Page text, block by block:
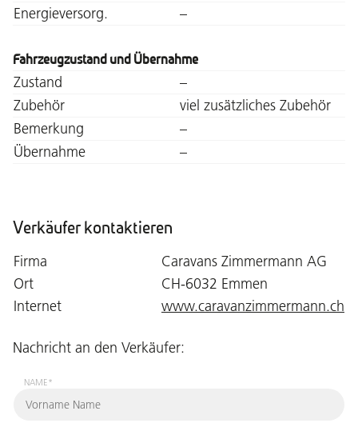
Energieversorg.
–
Fahrzeugzustand und Übernahme
Zustand
–
Zubehör
viel zusätzliches Zubehör
Bemerkung
–
Übernahme
–
Verkäufer kontaktieren
Firma
Caravans Zimmermann AG
Ort
CH-6032 Emmen
Internet
www.caravanzimmermann.ch
Nachricht an den Verkäufer:
NAME*